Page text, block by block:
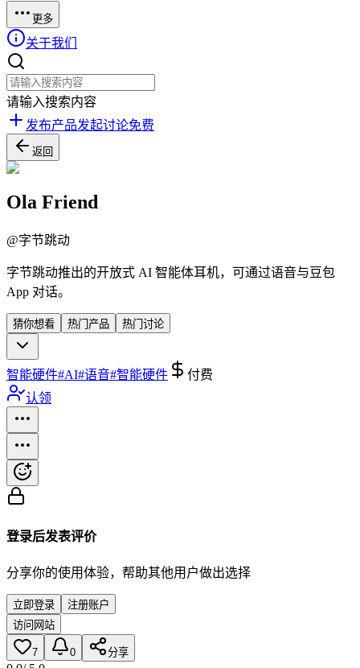
更多
关于我们
请输入搜索内容
发布产品发起讨论免费
返回
Ola Friend
@字节跳动
字节跳动推出的开放式 AI 智能体耳机，可通过语音与豆包
App 对话。
猜你想看 热门产品 热门讨论
智能硬件#AI#语音#智能硬件
付费
认领
登录后发表评价
分享你的使用体验，帮助其他用户做出选择
立即登录
注册账户
访问网站
7 0 分享